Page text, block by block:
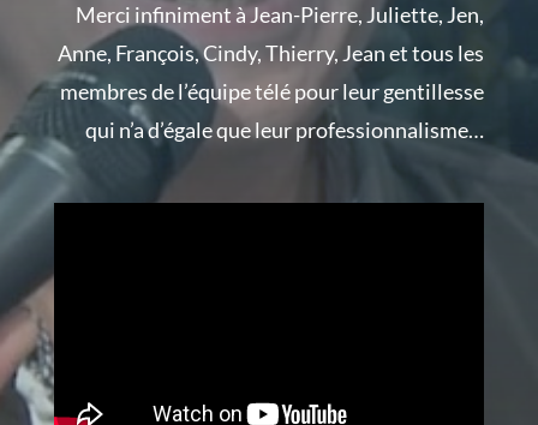
Merci infiniment à Jean-Pierre, Juliette, Jen,
Anne, François, Cindy, Thierry, Jean et tous les
membres de l’équipe télé pour leur gentillesse
qui n’a d’égale que leur professionnalisme…